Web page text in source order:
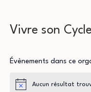
Vivre son Cycle
Évènements dans ce
Notice
Aucun résultat